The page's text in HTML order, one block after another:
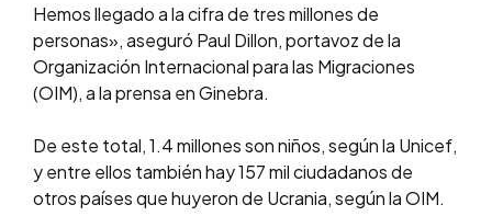
Hemos llegado a la cifra de tres millones de
personas», aseguró Paul Dillon, portavoz de la
Organización Internacional para las Migraciones
(OIM), a la prensa en Ginebra.
De este total, 1.4 millones son niños, según la Unicef,
y entre ellos también hay 157 mil ciudadanos de
otros países que huyeron de Ucrania, según la OIM.